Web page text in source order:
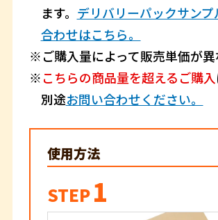
ます。 デリバリーパックサン
合わせはこちら。
ご購入量によって販売単価が異
こちらの商品量を超えるご購入
別途お問い合わせください。
使用方法
STEP1